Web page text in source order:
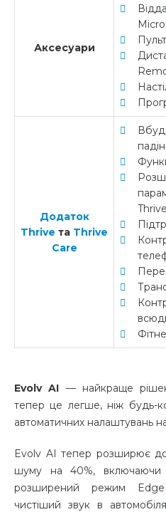
Аксесуари
Додаток
Thrive та Thrive
Care
Evolv AI — найкраще
тепер це легше, ніж будь-
автоматичних налаштувань
Evolv AI тепер розширює
шуму на 40%,
розширений режим
чистіший звук в